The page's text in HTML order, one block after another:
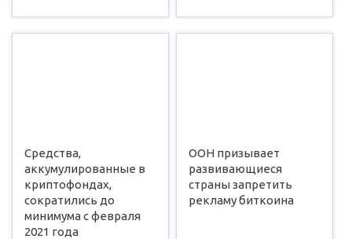
Средства,
аккумулированные в
криптофондах,
сократились до
минимума с февраля
2021 года
ООН призывает
развивающиеся
страны запретить
рекламу биткоина